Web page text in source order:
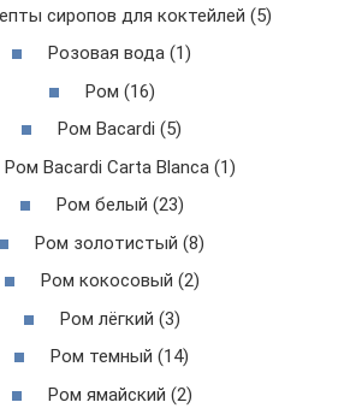
сиропов для коктейлей (5)
Розовая вода (1)
Ром (16)
Ром Bacardi (5)
Ром Bacardi Carta Blanca (1)
Ром белый (23)
Ром золотистый (8)
Ром кокосовый (2)
Ром лёгкий (3)
Ром темный (14)
Ром ямайский (2)